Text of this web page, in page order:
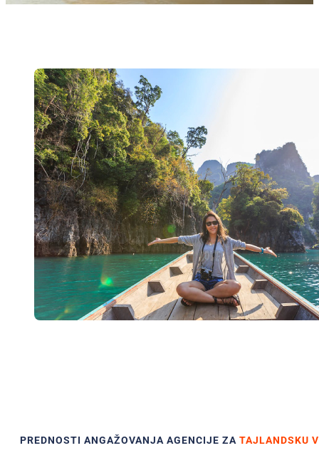
PREDNOSTI ANGAŽOVANJA AGENCIJE ZA TAJLANDSKU